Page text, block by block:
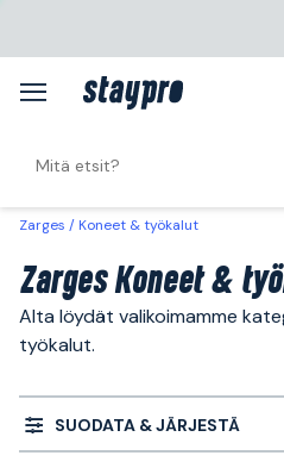
Zarges Koneet & työkalut
Zarges Koneet &
Alta löydät valikoimamme
työkalut.
SUODATA & JÄRJESTÄ